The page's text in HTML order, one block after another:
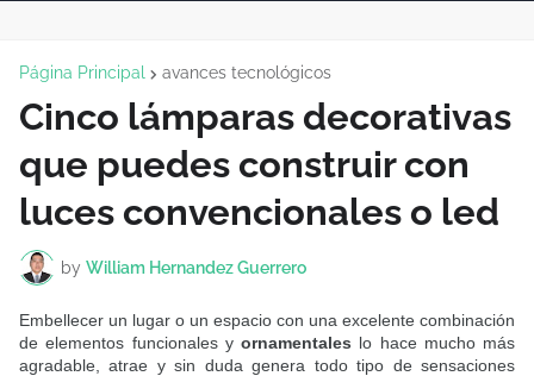
Página Principal avances tecnológicos
Cinco lámparas decorativas
que puedes construir con
luces convencionales o led
by William Hernandez Guerrero
Embellecer un lugar o un espacio con una excelente combinación
de elementos funcionales y ornamentales lo hace mucho más
agradable, atrae y sin duda genera todo tipo de sensaciones